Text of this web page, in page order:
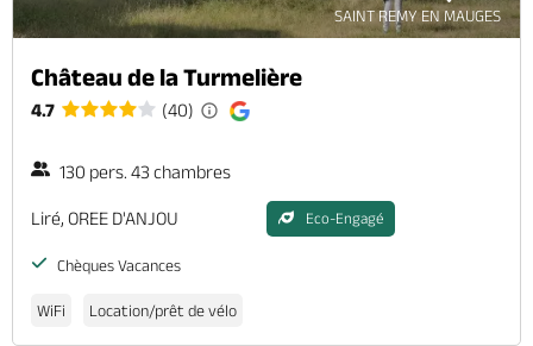
SAINT REMY EN MAUGES
Château de la Turmelière
4.7 (40)
130 pers. 43 chambres
Liré, OREE D'ANJOU Eco-Engagé
Chèques Vacances
WiFi Location/prêt de vélo